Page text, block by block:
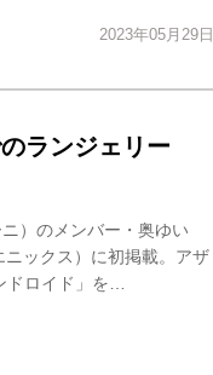
2023年05月29日
ランジェリー
）のメンバー・奥ゆい
ックス）に初掲載。アザ
ドロイド」を…